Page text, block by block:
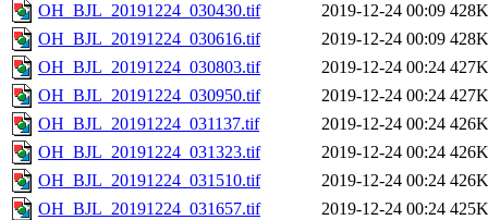
OH_BJL_20191224_030430.tif
2019-12-24 00:09 428K
OH_BJL_20191224_030616.tif
2019-12-24 00:09 428K
OH_BJL_20191224_030803.tif
2019-12-24 00:24 427K
OH_BJL_20191224_030950.tif
2019-12-24 00:24 427K
OH_BJL_20191224_031137.tif
2019-12-24 00:24 426K
OH_BJL_20191224_031323.tif
2019-12-24 00:24 426K
OH_BJL_20191224_031510.tif
2019-12-24 00:24 426K
OH_BJL_20191224_031657.tif
2019-12-24 00:24 425K